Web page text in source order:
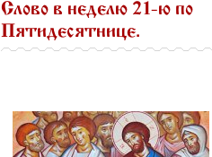
Слово в неделю 21-ю по
Пятидесятнице.